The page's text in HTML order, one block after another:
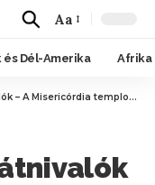
Aa
és Dél-Amerika Afrika
– A Misericórdia templom